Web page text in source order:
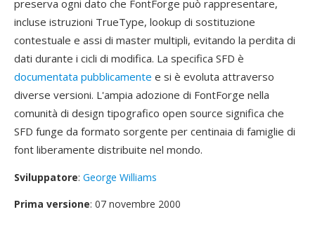
preserva ogni dato che FontForge può rappresentare,
incluse istruzioni TrueType, lookup di sostituzione
contestuale e assi di master multipli, evitando la perdita di
dati durante i cicli di modifica. La specifica SFD è
documentata pubblicamente e si è evoluta attraverso
diverse versioni. L'ampia adozione di FontForge nella
comunità di design tipografico open source significa che
SFD funge da formato sorgente per centinaia di famiglie di
font liberamente distribuite nel mondo.
Sviluppatore: George Williams
Prima versione: 07 novembre 2000